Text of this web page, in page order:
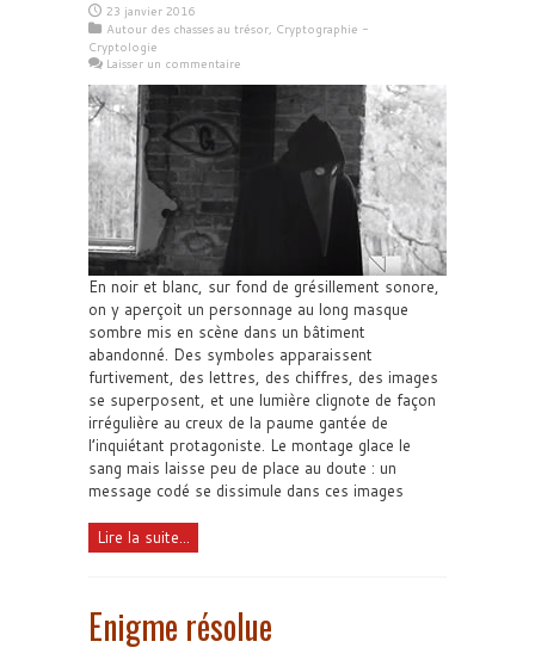
23 janvier 2016
Autour des chasses au trésor Cryptographie -
Cryptologie
Laisser un commentaire
En noir et blanc, sur fond de grésillement sonore,
on y aperçoit un personnage au long masque
sombre mis en scène dans un bâtiment
abandonné. Des symboles apparaissent
furtivement, des lettres, des chiffres, des images
se superposent, et une lumière clignote de façon
irrégulière au creux de la paume gantée de
l’inquiétant protagoniste. Le montage glace le
sang mais laisse peu de place au doute : un
message codé se dissimule dans ces images
Lire la suite...
Enigme résolue